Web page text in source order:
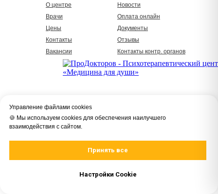
Управление файлами cookies
🍪 Мы используем cookies для обеспечения наилучшего
взаимодействия с сайтом.
Принять все
Настройки Cookie
О центре
Врачи
Цены
Контакты
Вакансии
Новости
Оплата онлайн
Документы
Отзывы
Контакты контр. органов
4.4
Высокий рейтинг
на основании 35 отзывов